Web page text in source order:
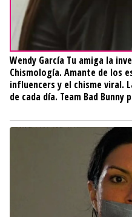
Wendy García Tu amiga la
Chismología. Amante de los
influencers y el chisme viral.
de cada día. Team Bad Bunny